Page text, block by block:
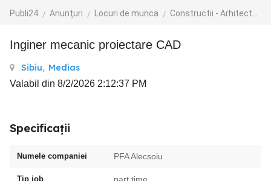
Publi24 Anunțuri Locuri de munca Constructii - Arhitectura - Design
Inginer mecanic proiectare CAD
Sibiu, Medias
Valabil din 8/2/2026 2:12:37 PM
Specificații
Numele companiei PFA Alecsoiu
Tip job